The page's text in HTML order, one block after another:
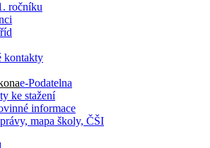
ročníku
kontakty
e-Podatelna
ke stažení
informace
mapa školy, ČŠI